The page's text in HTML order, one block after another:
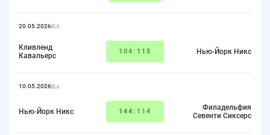
20.05.2026НБА
Кливленд
Кавальерс
104: 115 Нью-Йорк Никс
10.05.2026НБА
Нью-Йорк Никс 144:114
Филадельфия
Севенти Сиксерс